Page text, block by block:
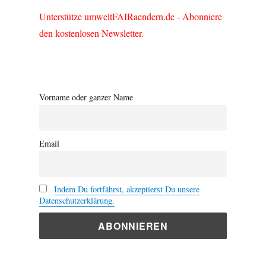
Unterstütze umweltFAIRaendern.de - Abonniere
den kostenlosen Newsletter.
Vorname oder ganzer Name
Email
Indem Du fortfährst, akzeptierst Du unsere
Datenschutzerklärung.